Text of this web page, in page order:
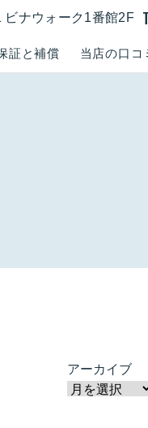
証と補償 当店の口コ
ナウォーク1番館2F
アーカイブ